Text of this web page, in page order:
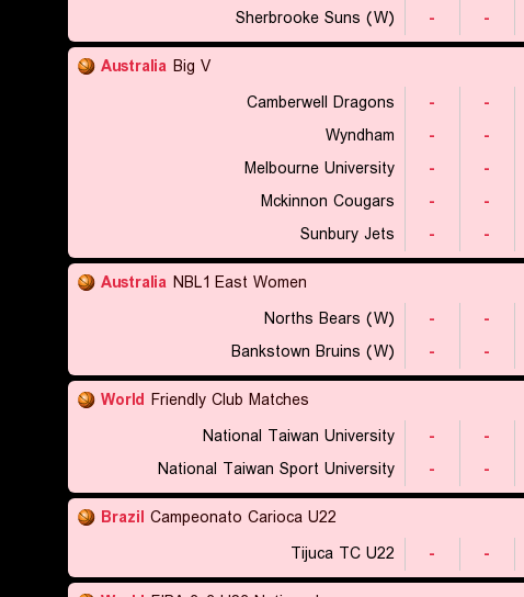
Sherbrooke Suns (W)
- -
Australia Big V
Camberwell Dragons
- -
Wyndham
- -
Melbourne University
- -
Mckinnon Cougars
- -
Sunbury Jets
- -
Australia NBL1 East Women
Norths Bears (W)
- -
Bankstown Bruins (W)
- -
World Friendly Club Matches
National Taiwan University
- -
National Taiwan Sport University
- -
Brazil Campeonato Carioca U22
Tijuca TC U22
- -